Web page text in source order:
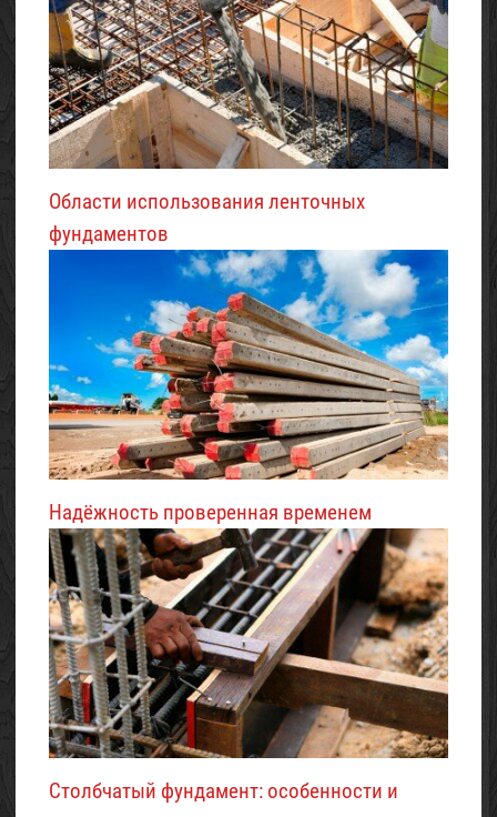
Области использования ленточных
фундаментов
Надёжность проверенная временем
Столбчатый фундамент: особенности и